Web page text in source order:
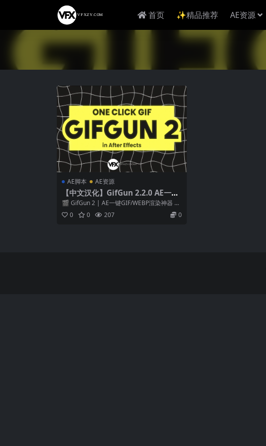
首页 ✨精品推荐 AE资源
AE脚本 AE资源
【中文汉化】GifGun 2.2.0 AE一键
快速输出GIF动图格式插件
🎬 GifGun 2 | AE一键GIF/WEBP渲染神器 Gi
fGun2脚本可...
0 0 207 0